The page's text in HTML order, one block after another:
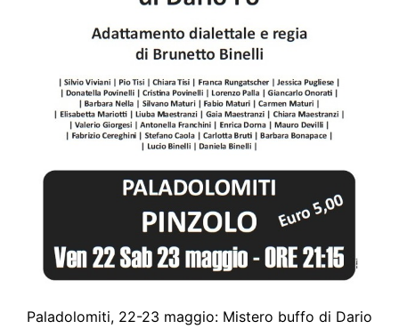
Paladolomiti, 22-23 maggio: Mistero buffo di Dario